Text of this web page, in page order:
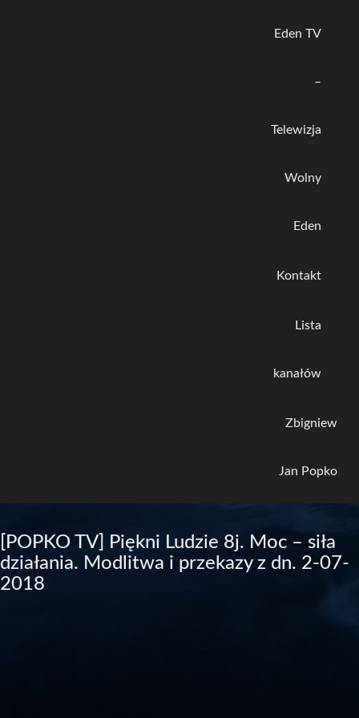
Eden TV
–
Telewizja
Wolny
Eden
Kontakt
Lista
kanałów
Zbigniew
Jan Popko
[POPKO TV] Piękni Ludzie 8j. Moc – siła
działania. Modlitwa i przekazy z dn. 2-07-
2018